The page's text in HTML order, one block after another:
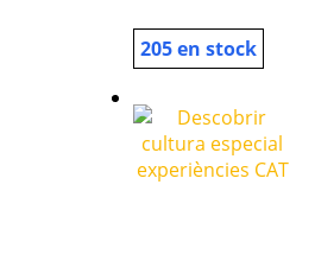
205 en stock